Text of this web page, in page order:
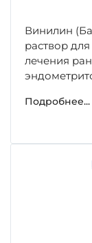
Винилин
раствор
лечения
Подробнее...